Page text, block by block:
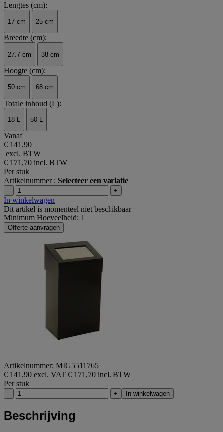
Lengtes (cm):
17 cm 25 cm
Breedte (cm):
27.7 cm 38 cm
Hoogte (cm):
50 cm 68 cm
Totale inhoud (L):
18 L 50 L
Vanaf
€ 141,90
excl. BTW
€ 171,70 incl. BTW
Per stuk
Artikelnummer : Selecteer een variatie
- +
In winkelwagen
Dit artikel is momenteel niet beschikbaar
Minimum Hoeveelheid: 1
Offerte aanvragen
Artikelnummer: MIG5511765
€ 141,90 excl. VAT € 171,70 incl. BTW
Per stuk
- + In winkelwagen
Beschrijving